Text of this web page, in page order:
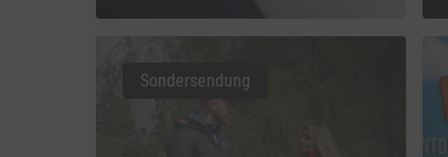
Sondersendung